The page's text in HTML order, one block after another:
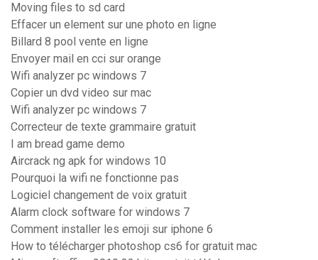
Moving files to sd card
Effacer un element sur une photo en ligne
Billard 8 pool vente en ligne
Envoyer mail en cci sur orange
Wifi analyzer pc windows 7
Copier un dvd video sur mac
Wifi analyzer pc windows 7
Correcteur de texte grammaire gratuit
I am bread game demo
Aircrack ng apk for windows 10
Pourquoi la wifi ne fonctionne pas
Logiciel changement de voix gratuit
Alarm clock software for windows 7
Comment installer les emoji sur iphone 6
How to télécharger photoshop cs6 for gratuit mac